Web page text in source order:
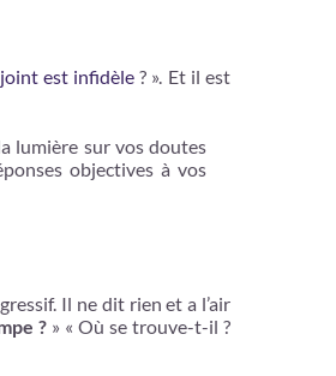
est infidèle? ». Et il est
lumière sur vos doutes
objectives à vos
Il ne dit rien et a l’air
?» « Où se trouve-t-il ?